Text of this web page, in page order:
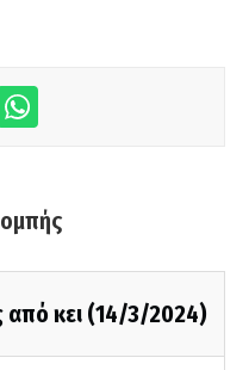
από κει (14/3/2024)